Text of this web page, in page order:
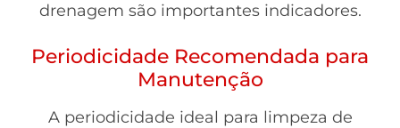
drenagem são importantes indicadores.
Periodicidade Recomendada para
Manutenção
A periodicidade ideal para limpeza de